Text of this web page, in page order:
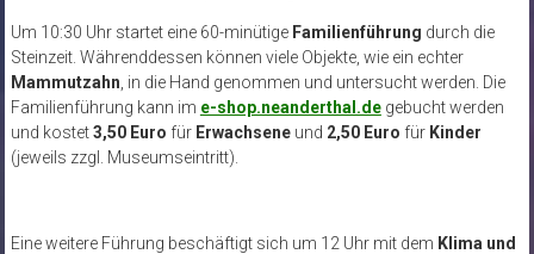
Um 10:30 Uhr startet eine 60-minütige Familienführung durch die
Steinzeit. Währenddessen können viele Objekte, wie ein echter
Mammutzahn , in die Hand genommen und untersucht werden. Die
Familienführung kann im e-shop.neanderthal.degebucht werden
und kostet3,50 Euro für Erwachseneund 2,50 Euro für Kinder
(jeweils zzgl. Museumseintritt).
Eine weitere Führung beschäftigt sich um 12 Uhr mit dem Klima und